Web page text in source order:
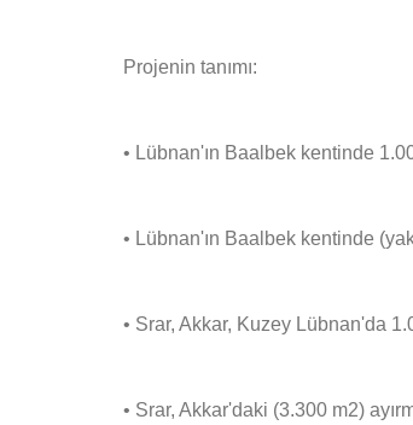
Projenin tanımı:
• Lübnan'ın Baalbek kentinde
• Lübnan'ın Baalbek kentinde
• Srar, Akkar, Kuzey Lübnan'da
• Srar, Akkar'daki (3.300 m2)